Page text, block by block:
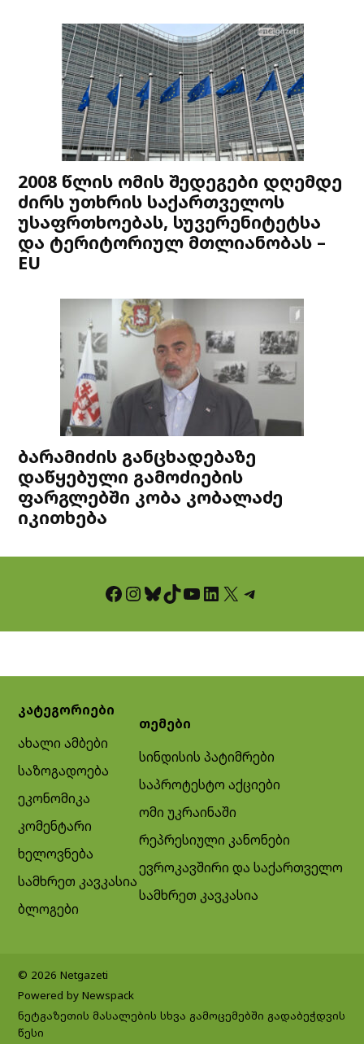
2008 წლის ომის შედეგები დღემდე
ძირს უთხრის საქართველოს
უსაფრთხოებას, სუვერენიტეტსა
და ტერიტორიულ მთლიანობას –
EU
ბარამიძის განცხადებაზე
დაწყებული გამოძიების
ფარგლებში კობა კობალაძე
იკითხება
Facebook InstagramBluesky TikTok YouTube LinkedIn X Telegram
კატეგორიები
ახალი ამბები
საზოგადოება
ეკონომიკა
კომენტარი
ხელოვნება
სამხრეთ კავკასია
ბლოგები
თემები
სინდისის პატიმრები
საპროტესტო აქციები
ომი უკრაინაში
რეპრესიული კანონები
ევროკავშირი და საქართველო
სამხრეთ კავკასია
© 2026 Netgazeti
Powered by Newspack
ნეტგაზეთის მასალების სხვა გამოცემებში გადაბეჭდვის
წესი